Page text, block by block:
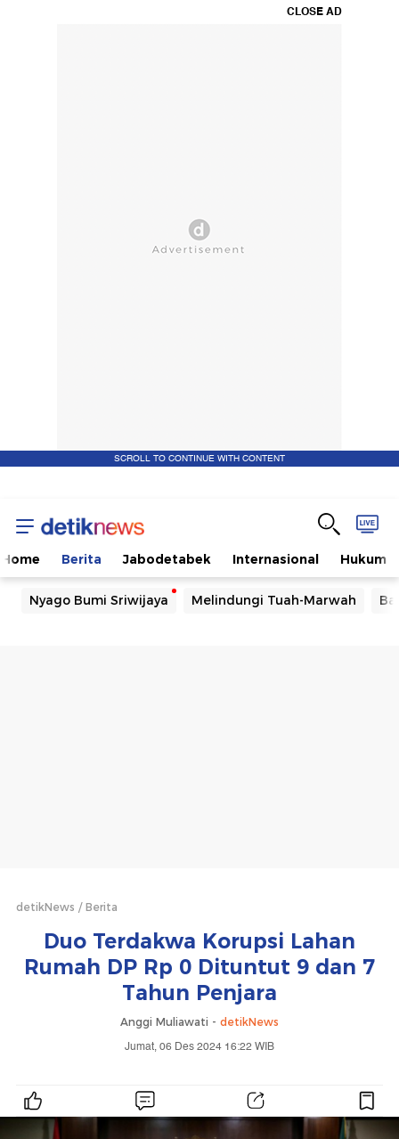
CLOSE AD
SCROLL TO CONTINUE WITH CONTENT
Home Berita Jabodetabek Internasional Hukum
Nyago Bumi Sriwijaya Melindungi Tuah-Marwah
detikNews Berita
Duo Terdakwa Korupsi Lahan
Rumah DP Rp 0 Dituntut 9 dan 7
Tahun Penjara
Anggi Muliawati - detikNews
Jumat, 06 Des 2024 16:22 WIB